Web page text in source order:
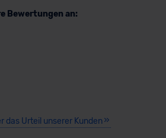
Bewertungen an:
das Urteil unserer Kunden